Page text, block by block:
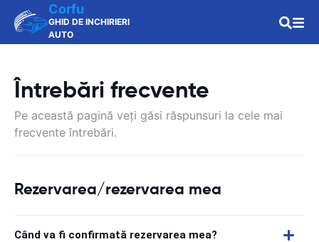
Corfu
GHID DE INCHIRIERI
AUTO
Întrebări frecvente
Pe această pagină veți găsi răspunsuri la cele mai
frecvente întrebări.
Rezervarea/rezervarea mea
Când va fi confirmată rezervarea mea?